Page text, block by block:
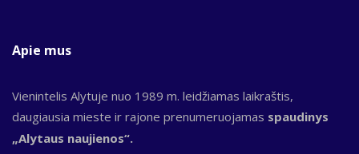
Apie mus
Vienintelis Alytuje nuo 1989 m. leidžiamas laikraštis,
daugiausia mieste ir rajone prenumeruojamas spaudinys
„Alytaus naujienos“.